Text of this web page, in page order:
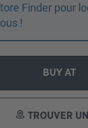
Finder pour
!
BUY AT
TROUVER